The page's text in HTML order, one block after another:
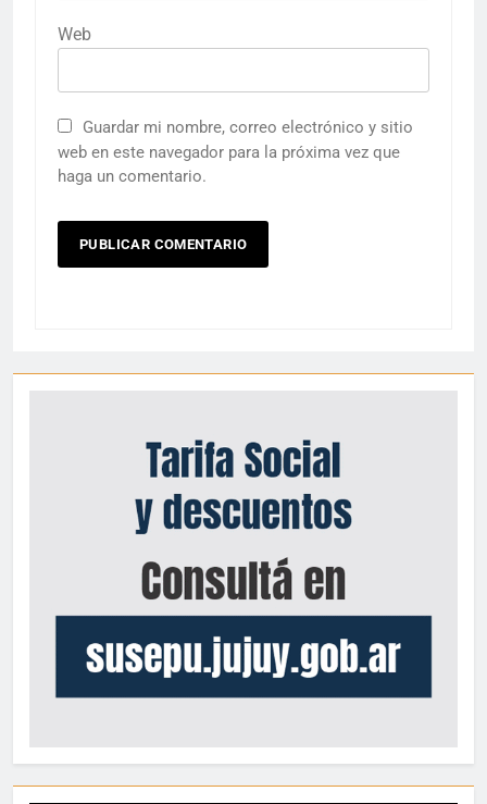
Web
Guardar mi nombre, correo electrónico y sitio
web en este navegador para la próxima vez que
haga un comentario.